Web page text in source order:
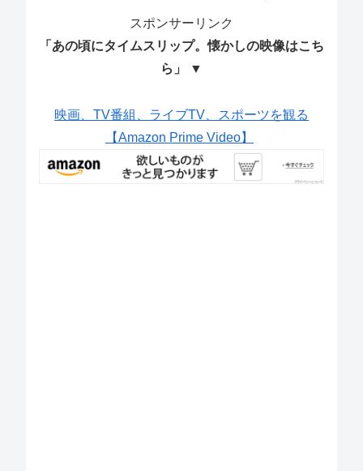
スポンサーリンク
「あの頃にタイムスリップ。懐かしの映像はこち
ら」 ▼
映画、TV番組、ライブTV、スポーツを観る
【Amazon Prime Video】